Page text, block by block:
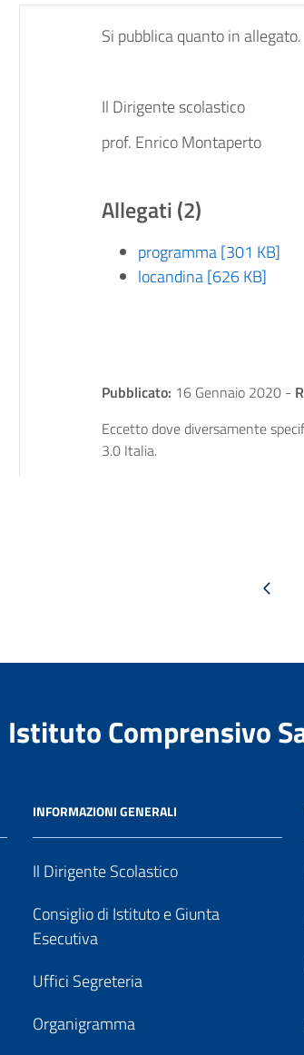
Si pubblica quanto in allegato.
Il Dirigente scolastico
prof. Enrico Montaperto
Allegati (2)
programma [301 KB]
locandina [626 KB]
Pubblicato: 16 Gennaio 2020 -
Eccetto dove diversamente
3.0 Italia.
Pagina precedente
Istituto Comprensivo
INFORMAZIONI GENERALI
Il Dirigente Scolastico
Consiglio di Istituto e Giunta
Esecutiva
Uffici Segreteria
Organigramma